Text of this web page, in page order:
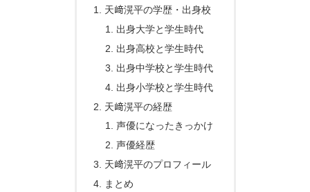
天﨑滉平の学歴・出身校
出身大学と学生時代
出身高校と学生時代
出身中学校と学生時代
出身小学校と学生時代
天﨑滉平の経歴
声優になったきっかけ
声優経歴
天﨑滉平のプロフィール
まとめ